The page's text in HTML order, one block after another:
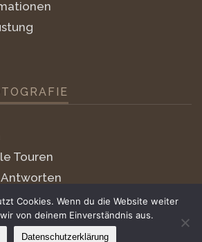
Touren
Antworten
Cookies. Wenn du die Website weiter
von deinem Einverständnis aus.
Datenschutzerklärung